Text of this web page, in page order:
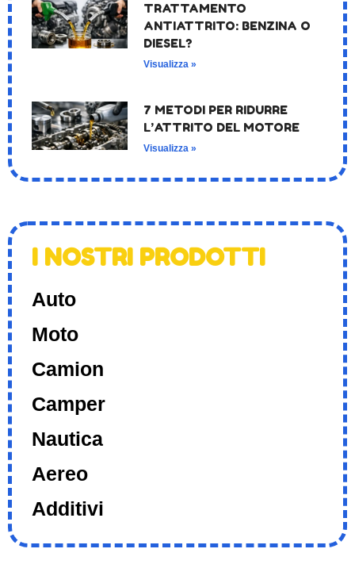
TRATTAMENTO
ANTIATTRITO: BENZINA O
DIESEL?
Visualizza »
7 METODI PER RIDURRE
L’ATTRITO DEL MOTORE
Visualizza »
I NOSTRI PRODOTTI
Auto
Moto
Camion
Camper
Nautica
Aereo
Additivi